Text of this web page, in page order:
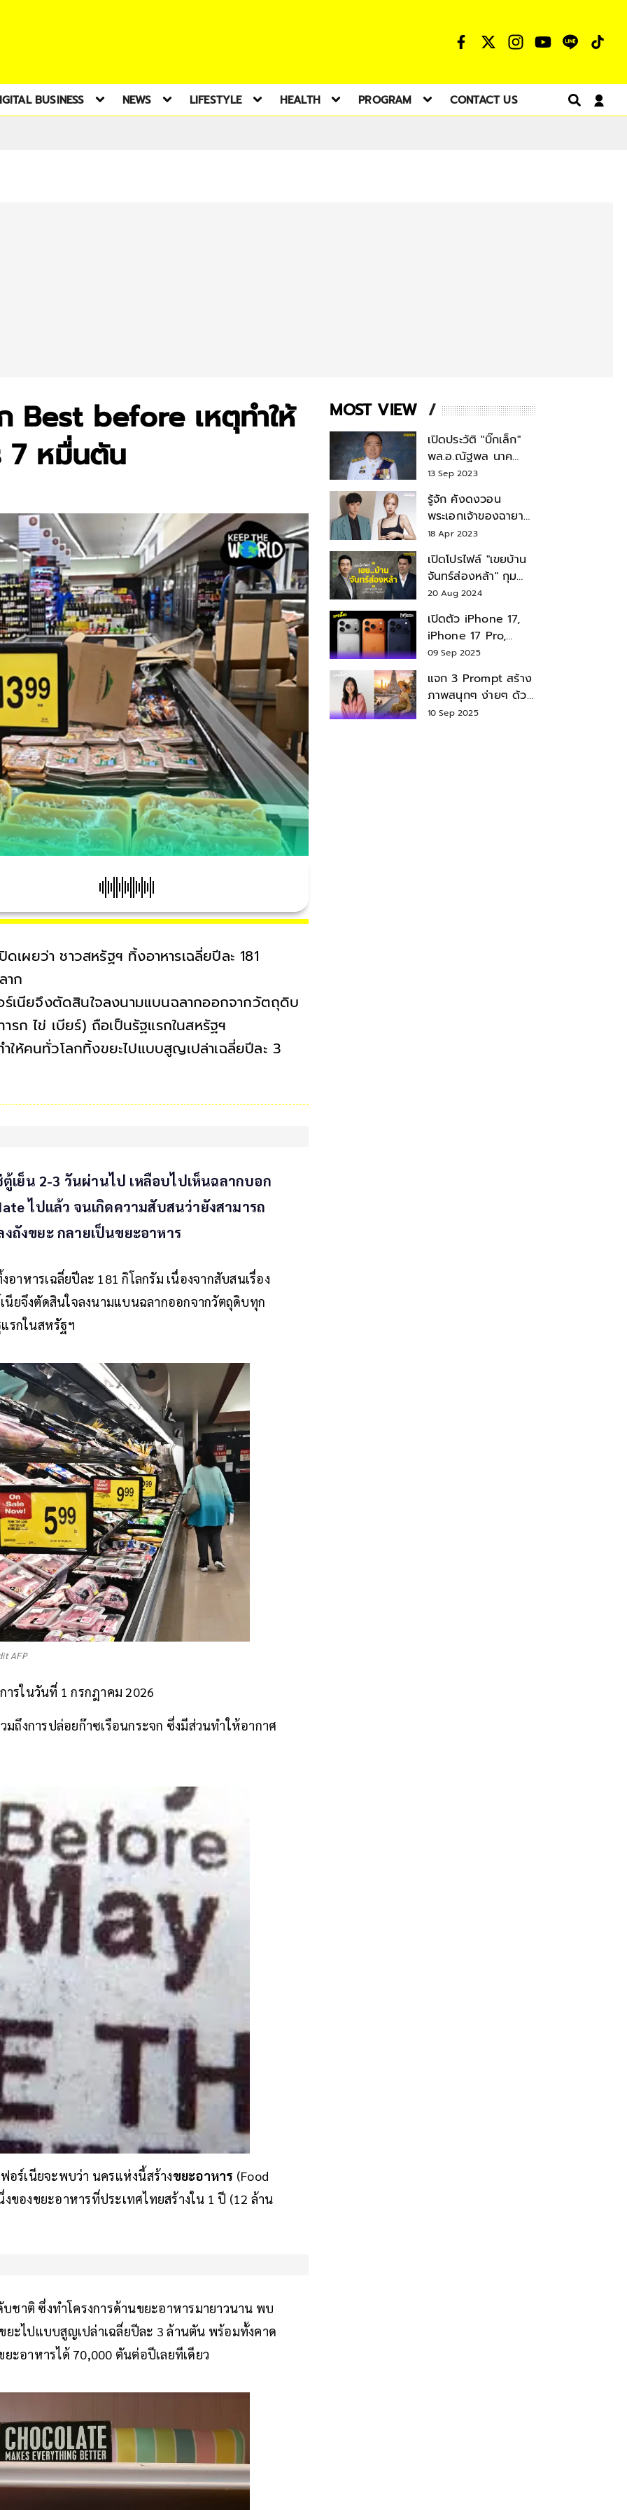
BUSINESS NEWS LIFESTYLE HEALTH PROGRAM CONTACT US
Best before เหตุทำให้
7 หมื่นตัน
เผยว่า ชาวสหรัฐฯ ทิ้งอาหารเฉลี่ยปีละ 181
าก
เนียจึงตัดสินใจลงนามแบนฉลากออกจากวัตถุดิบ
ก ไข่ เบียร์) ถือเป็นรัฐแรกในสหรัฐฯ
ห้คนทั่วโลกทิ้งขยะไปแบบสูญเปล่าเฉลี่ยปีละ 3
เย็น 2-3 วันผ่านไป เหลือบไปเห็นฉลากบอก
ไปแล้ว จนเกิดความสับสนว่ายังสามารถ
ถังขยะ กลายเป็นขยะอาหาร
าหารเฉลี่ยปีละ 181 กิโลกรัม เนื่องจากสับสนเรื่อง
ยจึงตัดสินใจลงนามแบนฉลากออกจากวัตถุดิบทุก
รกในสหรัฐฯ
AFP
รในวันที่ 1 กรกฎาคม 2026
ถึงการปล่อยก๊าซเรือนกระจก ซึ่งมีส่วนทำให้อากาศ
อร์เนียจะพบว่า นครแห่งนี้สร้างขยะอาหาร (Food
ของขยะอาหารที่ประเทศไทยสร้างใน 1 ปี (12 ล้าน
บชาติ ซึ่งทำโครงการด้านขยะอาหารมายาวนาน พบ
ะไปแบบสูญเปล่าเฉลี่ยปีละ 3 ล้านตัน พร้อมทั้งคาด
อาหารได้ 70,000 ตันต่อปีเลยทีเดียว
MOST VIEW
เปิดประวัติ "บิ๊กเล็ก"
พล.อ.ณัฐพล นาค
พาณิชย์ จากเลขาฯ
สมช.-เลขาฯ
รมว.กลาโหม
13 Sep 2023
รู้จัก คังดงวอน
พระเอกเจ้าของฉายา
สมบัติแห่งชาติ หลังมี
18 Apr 2023
เปิดโปรไฟล์ "เขยบ้าน
จันทร์ส่องหล้า" กุม
บังเหียนธุรกิจตระกูล
"ชินวัตร"
20 Aug 2024
เปิดตัว iPhone 17,
iPhone 17 Pro,
iPhone 17 Air สเปค
09 Sep 2025
แจก 3 Prompt สร้าง
ภาพสนุกๆ ง่ายๆ ด้วย
Nano Banana ใน
10 Sep 2025